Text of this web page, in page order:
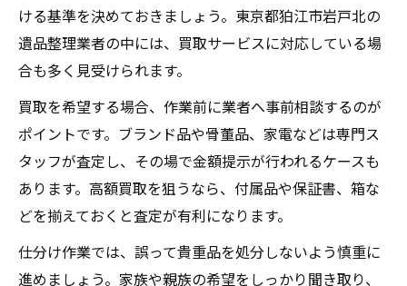
ける基準を決めておきましょう。東京都狛江市岩戸北の
遺品整理業者の中には、買取サービスに対応している場
合も多く見受けられます。
買取を希望する場合、作業前に業者へ事前相談するのが
ポイントです。ブランド品や骨董品、家電などは専門ス
タッフが査定し、その場で金額提示が行われるケースも
あります。高額買取を狙うなら、付属品や保証書、箱な
どを揃えておくと査定が有利になります。
仕分け作業では、誤って貴重品を処分しないよう慎重に
進めましょう。家族や親族の希望をしっかり聞き取り、